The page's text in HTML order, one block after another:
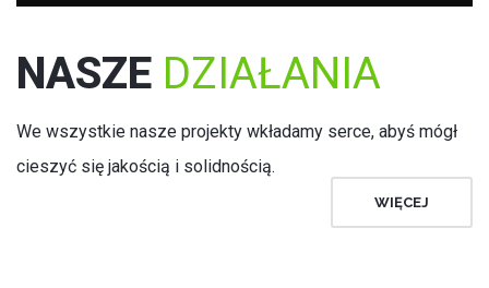
NASZE DZIAŁANIA
We wszystkie nasze projekty wkładamy serce, abyś mógł
cieszyć się jakością i solidnością.
WIĘCEJ